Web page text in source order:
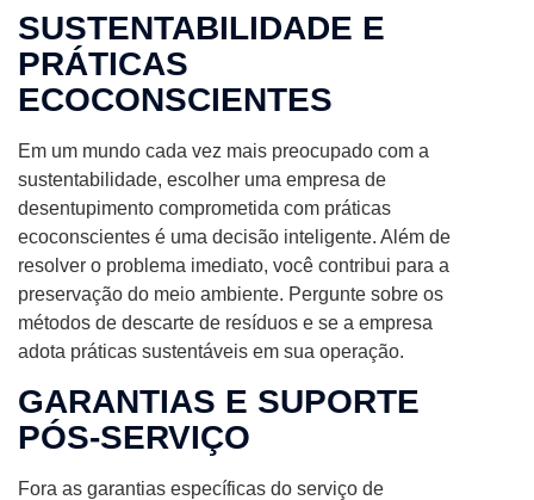
SUSTENTABILIDADE E
PRÁTICAS
ECOCONSCIENTES
Em um mundo cada vez mais preocupado com a
sustentabilidade, escolher uma empresa de
desentupimento comprometida com práticas
ecoconscientes é uma decisão inteligente. Além de
resolver o problema imediato, você contribui para a
preservação do meio ambiente. Pergunte sobre os
métodos de descarte de resíduos e se a empresa
adota práticas sustentáveis em sua operação.
GARANTIAS E SUPORTE
PÓS-SERVIÇO
Fora as garantias específicas do serviço de